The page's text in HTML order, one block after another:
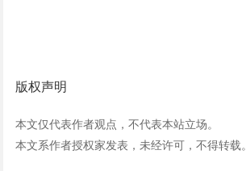
版权声明
本文仅代表作者观点，不代表本站立场。
本文系作者授权家发表，未经许可，不得转载。